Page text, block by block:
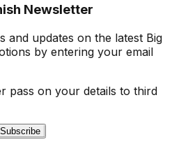
Newsletter
and updates on the latest Big
by entering your email
pass on your details to third
Subscribe